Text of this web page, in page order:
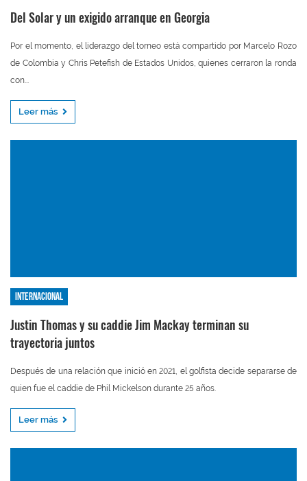
Del Solar y un exigido arranque en Georgia
Por el momento, el liderazgo del torneo está compartido por Marcelo Rozo
de Colombia y Chris Petefish de Estados Unidos, quienes cerraron la ronda
con...
Leer más
Internacional
Justin Thomas y su caddie Jim Mackay terminan su
trayectoria juntos
Después de una relación que inició en 2021, el golfista decide separarse de
quien fue el caddie de Phil Mickelson durante 25 años.
Leer más